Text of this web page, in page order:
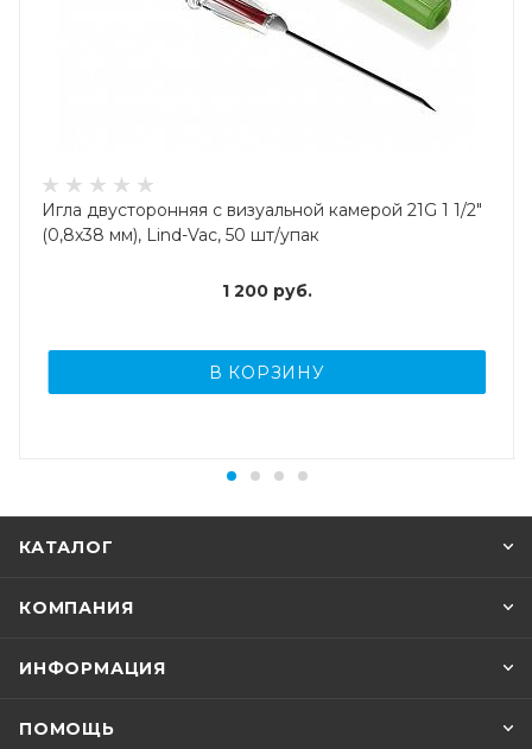
Игла двусторонняя с визуальной камерой 21G 1 1/2"
(0,8x38 мм), Lind-Vac, 50 шт/упак
1 200руб.
В КОРЗИНУ
КАТАЛОГ
КОМПАНИЯ
ИНФОРМАЦИЯ
ПОМОЩЬ